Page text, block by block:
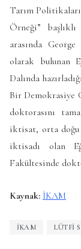
Tarım
Örneği”
arasında
olarak bulunan
Dalında
Bir Demokrasiye
doktorasını
iktisat, orta
iktisadı olan
Fakültesinde
Kaynak: İKAM
IKAM LÜTFI